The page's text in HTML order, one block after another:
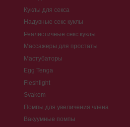
Куклы для секса
Надувные секс куклы
Реалистичные секс куклы
Массажеры для простаты
Мастубаторы
Egg Tenga
Fleshlight
Svakom
Помпы для увеличения члена
Вакуумные помпы